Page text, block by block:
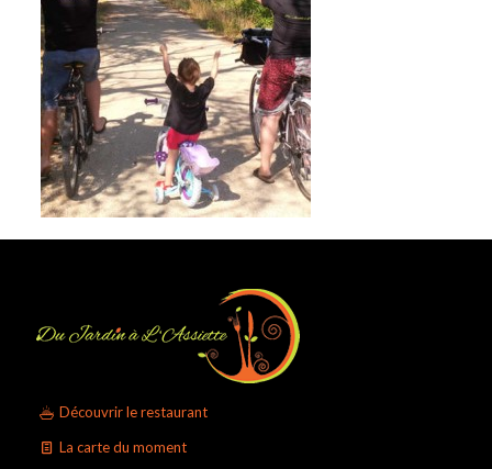
Découvrir le restaurant
La carte du moment